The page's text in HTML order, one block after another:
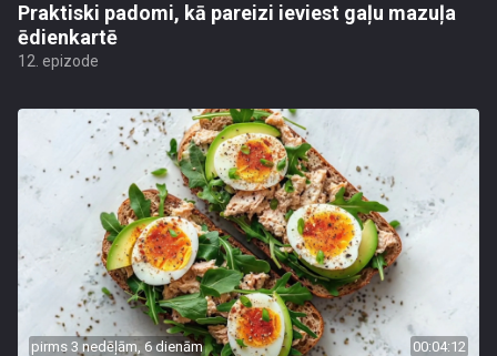
Praktiski padomi, kā pareizi ieviest gaļu mazuļa
ēdienkartē
12. epizode
pirms 3 nedēļām, 6 dienām 00:04:12